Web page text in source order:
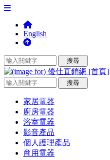
English
家居電器
廚房電器
浴室電器
影音產品
個人護理產品
商用電器